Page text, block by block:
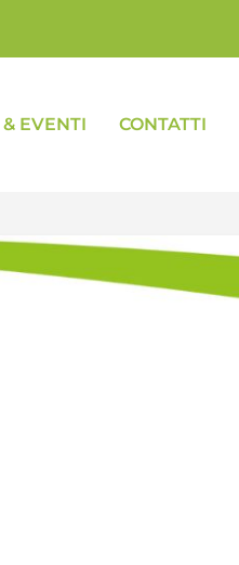
EVENTI CONTATTI